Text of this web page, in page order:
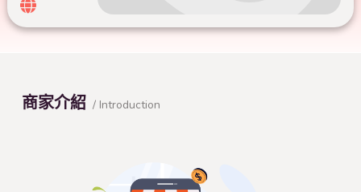
商家介紹 / Introduction